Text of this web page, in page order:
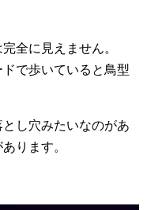
全に見えません。
で歩いていると鳥型
し穴みたいなのがあ
ります。